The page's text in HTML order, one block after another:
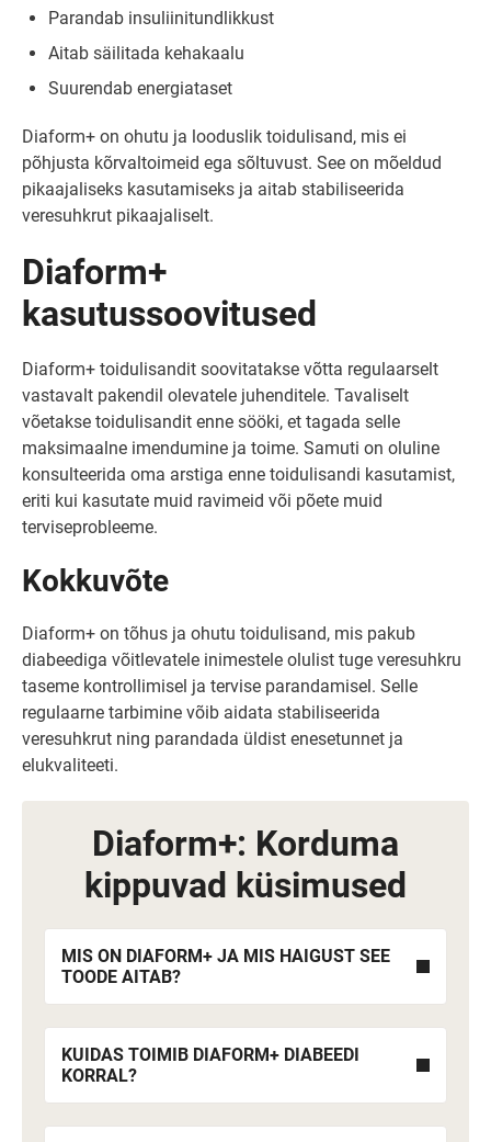
Parandab insuliinitundlikkust
Aitab säilitada kehakaalu
Suurendab energiataset
Diaform+ on ohutu ja looduslik toidulisand, mis ei
põhjusta kõrvaltoimeid ega sõltuvust. See on mõeldud
pikaajaliseks kasutamiseks ja aitab stabiliseerida
veresuhkrut pikaajaliselt.
Diaform+
kasutussoovitused
Diaform+ toidulisandit soovitatakse võtta regulaarselt
vastavalt pakendil olevatele juhenditele. Tavaliselt
võetakse toidulisandit enne sööki, et tagada selle
maksimaalne imendumine ja toime. Samuti on oluline
konsulteerida oma arstiga enne toidulisandi kasutamist,
eriti kui kasutate muid ravimeid või põete muid
terviseprobleeme.
Kokkuvõte
Diaform+ on tõhus ja ohutu toidulisand, mis pakub
diabeediga võitlevatele inimestele olulist tuge veresuhkru
taseme kontrollimisel ja tervise parandamisel. Selle
regulaarne tarbimine võib aidata stabiliseerida
veresuhkrut ning parandada üldist enesetunnet ja
elukvaliteeti.
Diaform+: Korduma
kippuvad küsimused
MIS ON DIAFORM+ JA MIS HAIGUST SEE
TOODE AITAB?
KUIDAS TOIMIB DIAFORM+ DIABEEDI
KORRAL?